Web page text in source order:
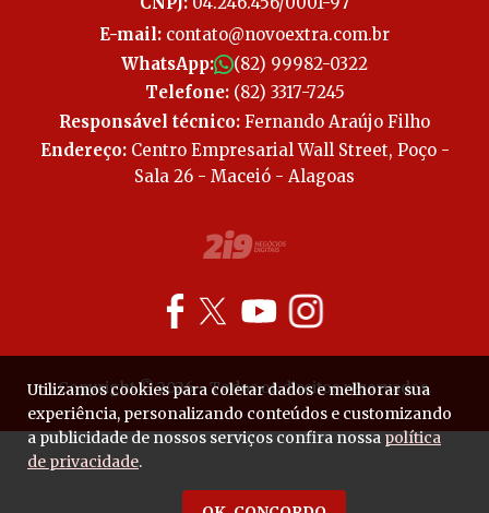
E-mail: contato@novoextra.com.br
WhatsApp:
(82) 99982-0322
Telefone:(82) 3317-7245
Responsável técnico: Fernando Araújo Filho
Endereço:Centro Empresarial Wall Street, Poço -
Sala 26 - Maceió - Alagoas
Copyright © 2026 - Todos os direitos reservados.
Utilizamos cookies para coletar dados e melhorar sua
experiência, personalizando conteúdos e customizando
a publicidade de nossos serviços confira nossapolítica
de privacidade.